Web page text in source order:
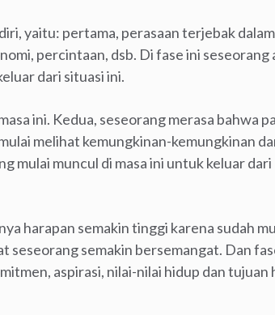
yaitu: pertama, perasaan terjebak dalam
percintaan, dsb. Di fase ini seseorang
dari situasi ini.
ini. Kedua, seseorang merasa bahwa
melihat kemungkinan-kemungkinan
mulai muncul di masa ini untuk keluar dari
harapan semakin tinggi karena sudah
seseorang semakin bersemangat. Dan
aspirasi, nilai-nilai hidup dan tujuan